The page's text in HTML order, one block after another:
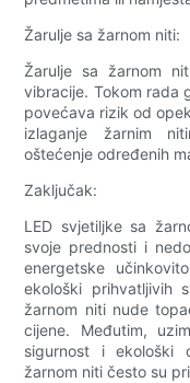
Žarulje sa žarnom niti:
Žarulje sa žarnom
vibracije. Tokom rada
povećava rizik od
izlaganje žarnim
oštećenje određenih
Zaključak:
LED svjetiljke sa
svoje prednosti i
energetske
ekološki prihvatljivih
žarnom niti nude
cijene. Međutim,
sigurnost i ekološki
žarnom niti često su